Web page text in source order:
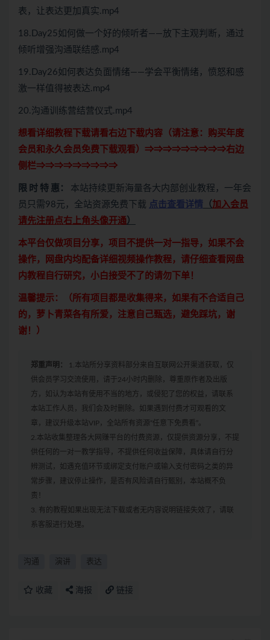
表，让表达更加真实.mp4
18.Day25如何做一个好的倾听者——放下主观判断，通过
倾听增强沟通联结感.mp4
19.Day26如何表达负面情绪——学会平衡情绪，愤怒和感
激一样值得被表达.mp4
20.沟通训练营结营仪式.mp4
想看详细教程下载请看右边下载内容（请注意： 购买年度
会员和永久会员免费下载观看）⇒⇒⇒⇒⇒⇒⇒⇒⇒右边
侧栏⇒⇒⇒⇒⇒⇒⇒⇒⇒
限 时 特 惠： 本站持续更新海量各大内部创业教程，一年会
员只需98元，全站资源免费下载 点击查看详情 （加入会员
请先注册点右上角头像开通）
本平台仅做项目分享，项目不提供一对一指导，如果不会
操作，网盘内均配备详细视频操作教程，请仔细查看网盘
内教程自行研究，小白接受不了的请勿下单！
温馨提示：（所有项目都是收集得来，如果有不合适自己
的，萝卜青菜各有所爱，注意自己甄选，避免踩坑，谢
谢！）
郑重声明：
1.本站所分享资料部分来自互联网公开渠道获取，仅
供会员学习交流使用，请于24小时内删除，尊重原作者及出版
方，如认为本站有使用不当的地方，或侵犯了您的权益，请联系
本站工作人员，我们会及时删除。如果遇到付费才可观看的文
章，建议升级本站VIP，全站所有资源“任意下免费看”。
2.本站收集整理各大网赚平台的付费资源，仅提供资源分享，不提
供任何的一对一教学指导，不提供任何收益保障，具体请自行分
辨测试，如遇充值环节或绑定支付账户或输入支付密码之类的异
常步骤，建议停止操作，是否有风险请自行甄别，本站概不负
责！
3. 有的教程如果出现无法下载或者无内容说明链接失效了，请联
系客服进行处理。
沟通 演讲 表达
收藏 海报 链接